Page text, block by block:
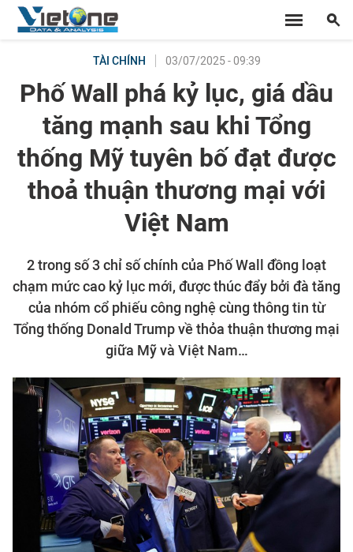
TÀI CHÍNH 03/07/2025 - 09:39
Phố Wall phá kỷ lục, giá dầu
tăng mạnh sau khi Tổng
thống Mỹ tuyên bố đạt được
thoả thuận thương mại với
Việt Nam
2 trong số 3 chỉ số chính của Phố Wall đồng loạt
chạm mức cao kỷ lục mới, được thúc đẩy bởi đà tăng
của nhóm cổ phiếu công nghệ cùng thông tin từ
Tổng thống Donald Trump về thỏa thuận thương mại
giữa Mỹ và Việt Nam…